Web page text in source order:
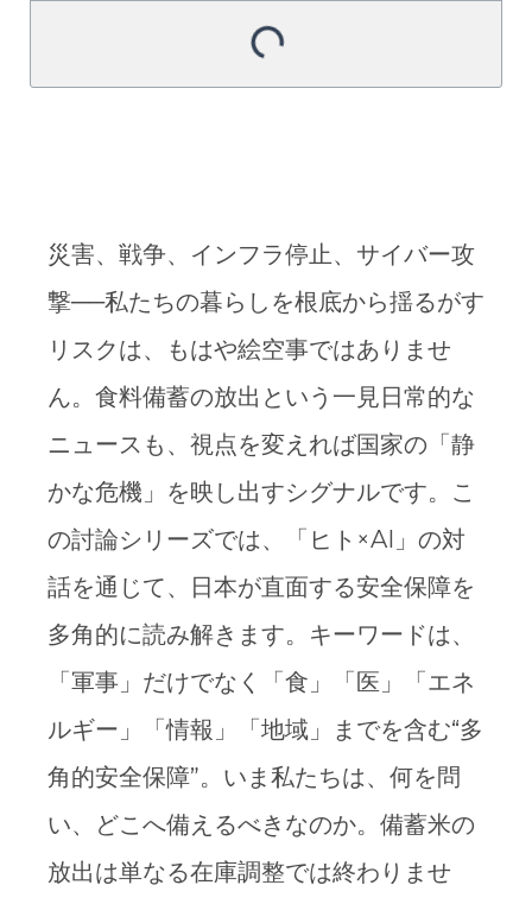
災害、戦争、インフラ停止、サイバー攻
撃──私たちの暮らしを根底から揺るがす
リスクは、もはや絵空事ではありませ
ん。食料備蓄の放出という一見日常的な
ニュースも、視点を変えれば国家の「静
かな危機」を映し出すシグナルです。こ
の討論シリーズでは、「ヒト×AI」の対
話を通じて、日本が直面する安全保障を
多角的に読み解きます。キーワードは、
「軍事」だけでなく「食」「医」「エネ
ルギー」「情報」「地域」までを含む“多
角的安全保障”。いま私たちは、何を問
い、どこへ備えるべきなのか。備蓄米の
放出は単なる在庫調整では終わりませ